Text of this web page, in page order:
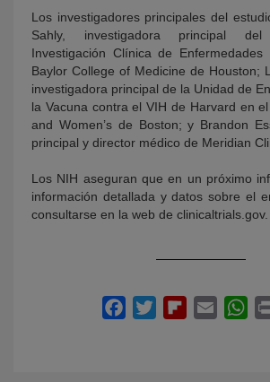
Los investigadores principales del
Sahly, investigadora principal
Investigación Clínica de Enfermedades
Baylor College of Medicine de Houston;
investigadora principal de la Unidad de
la Vacuna contra el VIH de Harvard en
and Women’s de Boston; y Brandon
principal y director médico de Meridian
Los NIH aseguran que en un próximo
información detallada y datos sobre el
consultarse en la web de clinicaltrials.gov.